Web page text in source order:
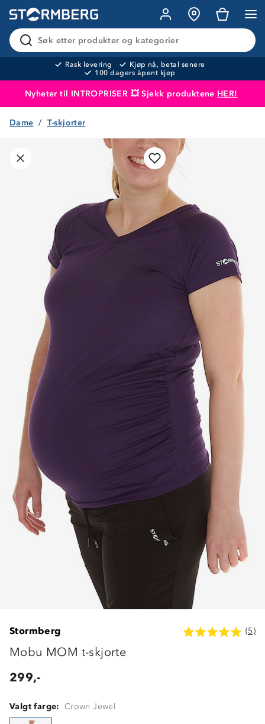
Søk etter produkter og kategorier
Rask levering
Kjøp nå, betal senere
100 dagers åpent kjøp
Nyheter til INTROPRISER 💥 Sjekk produktene HER!
Produktet er lagt i handlekurven
Dame T-skjorter
Stormberg (5)
Mobu MOM t-skjorte
299,-
Valgt farge: Crown Jewel